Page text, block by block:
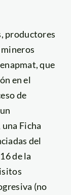
productores
que
en el
de
Ficha
del
de la
(no